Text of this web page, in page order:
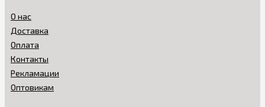
О нас
Доставка
Оплата
Контакты
Рекламации
Оптовикам